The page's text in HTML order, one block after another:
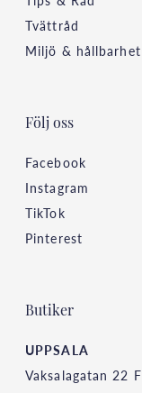
Tvättråd
Miljö & hållbarhet
Följ oss
Facebook
Instagram
TikTok
Pinterest
Butiker
UPPSALA
Vaksalagatan 22 F